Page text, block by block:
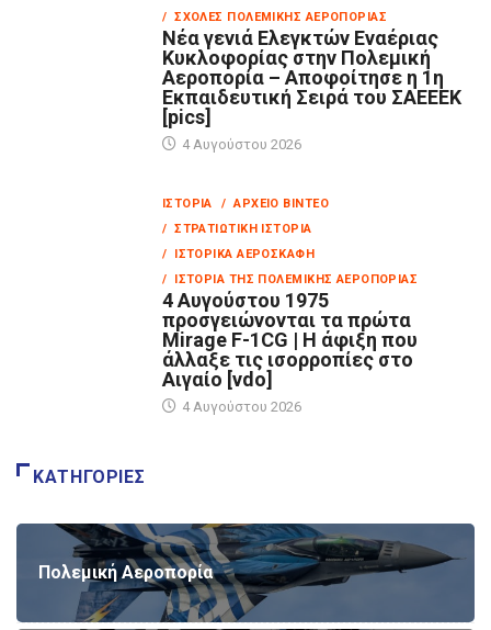
/ ΣΧΟΛΈΣ ΠΟΛΕΜΙΚΉΣ ΑΕΡΟΠΟΡΊΑΣ
Νέα γενιά Ελεγκτών Εναέριας
Κυκλοφορίας στην Πολεμική
Αεροπορία – Αποφοίτησε η 1η
Εκπαιδευτική Σειρά του ΣΑΕΕΕΚ
[pics]
4 Αυγούστου 2026
ΙΣΤΟΡΊΑ
/ ΑΡΧΕΊΟ ΒΊΝΤΕΟ
/ ΣΤΡΑΤΙΩΤΙΚΉ ΙΣΤΟΡΊΑ
/ ΙΣΤΟΡΙΚΆ ΑΕΡΟΣΚΆΦΗ
/ ΙΣΤΟΡΊΑ ΤΗΣ ΠΟΛΕΜΙΚΉΣ ΑΕΡΟΠΟΡΊΑΣ
4 Αυγούστου 1975
προσγειώνονται τα πρώτα
Mirage F-1CG | Η άφιξη που
άλλαξε τις ισορροπίες στο
Αιγαίο [vdo]
4 Αυγούστου 2026
ΚΑΤΗΓΟΡΊΕΣ
Πολεμική Αεροπορία